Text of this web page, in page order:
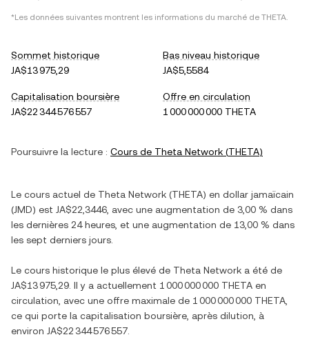
*Les données suivantes montrent les informations du marché de THETA.
Sommet historique
JA$13 975,29
Bas niveau historique
JA$5,5584
Capitalisation boursière
JA$22 344 576 557
Offre en circulation
1 000 000 000 THETA
Poursuivre la lecture : Cours de Theta Network (THETA)
Le cours actuel de Theta Network (THETA) en dollar jamaïcain
(JMD) est JA$22,3446 , avec une augmentation de 3,00 % dans
les dernières 24 heures, et une augmentation de 13,00 % dans
les sept derniers jours.
Le cours historique le plus élevé de Theta Network a été de
JA$13 975,29 . Il y a actuellement 1 000 000 000 THETA en
circulation, avec une offre maximale de 1 000 000 000 THETA
ce qui porte la capitalisation boursière, après dilution, à
environ JA$22 344 576 557